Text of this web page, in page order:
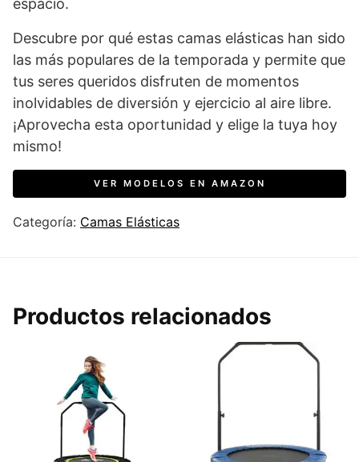
espacio.
Descubre por qué estas camas elásticas han sido
las más populares de la temporada y permite que
tus seres queridos disfruten de momentos
inolvidables de diversión y ejercicio al aire libre.
¡Aprovecha esta oportunidad y elige la tuya hoy
mismo!
VER MODELOS EN AMAZON
Categoría: Camas Elásticas
Productos relacionados